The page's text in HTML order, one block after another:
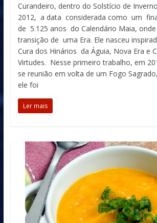
Curandeiro, dentro do Solstício de
2012, a data considerada como um
de 5.125 anos do Calendário Maia,
transição de uma Era. Ele nasceu
Cura dos Hinários da Águia, Nova Era e
Virtudes. Nesse primeiro trabalho, em
se reunião em volta de um Fogo
ele foi
Ler mais